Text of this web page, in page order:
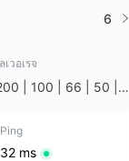
6
เวอเรจ
| 100 | 66 | 50 | 3
Ping
32 ms